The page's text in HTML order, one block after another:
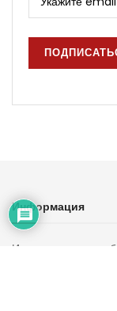
Информация
Использование